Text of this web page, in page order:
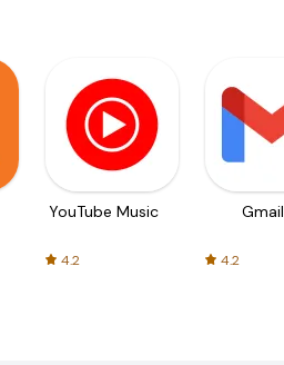
YouTube Music
4.2
Gmail
4.2